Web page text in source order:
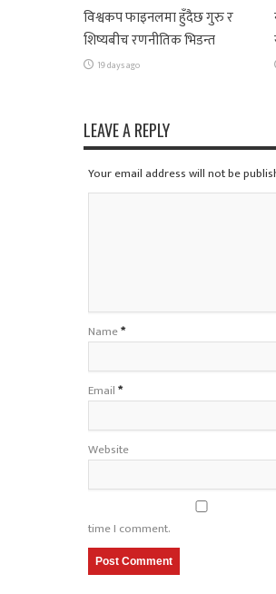
विश्वकप फाइनलमा हुँदैछ गुरु र
शिष्यबीच रणनीतिक भिडन्त
19 days ago
LEAVE A REPLY
Your email address will not be
Name*
Email*
Website
time I comment.